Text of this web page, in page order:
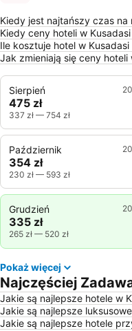
Najczęściej
Kiedy jest najtańszy czas
Kiedy ceny hoteli w
Ile kosztuje hotel w Kusadasi
Jak zmieniają się ceny hoteli
Sierpień
475 zł
337 zł — 754 zł
Październik
354 zł
230 zł — 593 zł
Grudzień
335 zł
265 zł — 520 zł
Pokaż więcej
Najczęściej
Jakie są najlepsze hotele w
Jakie są najlepsze
Jakie są najlepsze hotele